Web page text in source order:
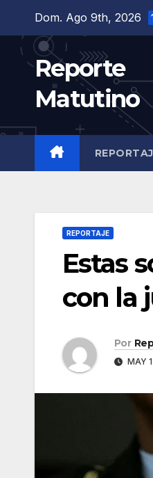
contenido
Dom. Ago 9th, 2026
Reporte
Matutino
REPORTAJE
Estas
con la
Por
MAY